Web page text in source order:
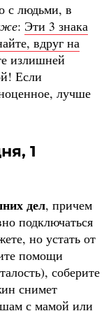
с людьми, в
: Эти 3 знака
вдруг на
излишней
Если
лучше
1
дел, причем
подключаться
но устать от
помощи
соберите
снимет
с мамой или